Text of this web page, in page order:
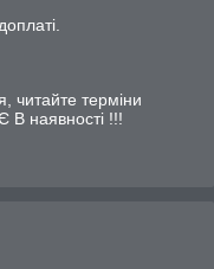
читайте терміни
В наявності !!!